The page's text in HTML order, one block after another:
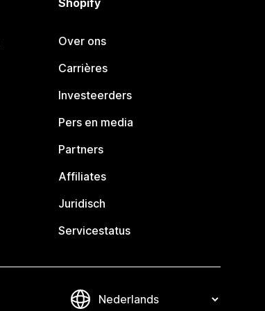
Shopify
Over ons
Carrières
Investeerders
Pers en media
Partners
Affiliates
Juridisch
Servicestatus